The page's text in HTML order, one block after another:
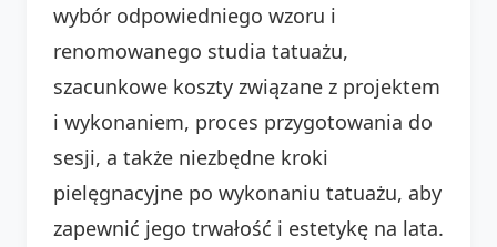
wybór odpowiedniego wzoru i
renomowanego studia tatuażu,
szacunkowe koszty związane z projektem
i wykonaniem, proces przygotowania do
sesji, a także niezbędne kroki
pielęgnacyjne po wykonaniu tatuażu, aby
zapewnić jego trwałość i estetykę na lata.